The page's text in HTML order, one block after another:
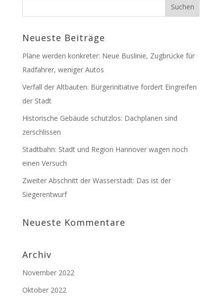
Neueste Beiträge
Pläne werden konkreter: Neue Buslinie, Zugbrücke für
Radfahrer, weniger Autos
Verfall der Altbauten: Bürgerinitiative fordert Eingreifen
der Stadt
Historische Gebäude schutzlos: Dachplanen sind
zerschlissen
Stadtbahn: Stadt und Region Hannover wagen noch
einen Versuch
Zweiter Abschnitt der Wasserstadt: Das ist der
Siegerentwurf
Neueste Kommentare
Archiv
November 2022
Oktober 2022